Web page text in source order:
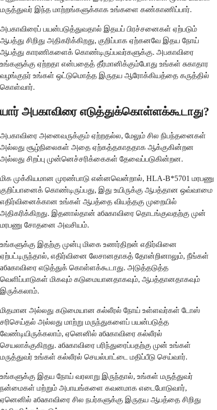
மருத்துவர் இந்த மாற்றங்களுக்காக உங்களை கண்காணிப்பார்.
அபகாவிரைப் பயன்படுத்துவதால் இதயப் பிரச்சனைகள் ஏற்படும்
ஆபத்து சிறிது அதிகரிக்கிறது, குறிப்பாக ஏற்கனவே இதய நோய்
ஆபத்து காரணிகளைக் கொண்டிருப்பவர்களுக்கு. அபகாவிரை
உங்களுக்கு ஏற்றதா என்பதைத் தீர்மானிக்கும்போது உங்கள் சுகாதார
வழங்குநர் உங்கள் ஒட்டுமொத்த இருதய ஆரோக்கியத்தை கருத்தில்
கொள்வார்.
யார் அபகாவிரை எடுத்துக்கொள்ளக்கூடாது?
அபகாவிரை அனைவருக்கும் ஏற்றதல்ல, மேலும் சில நிபந்தனைகள்
அல்லது சூழ்நிலைகள் அதை ஏற்கத்தகாததாக ஆக்குகின்றன
அல்லது சிறப்பு முன்னெச்சரிக்கைகள் தேவைப்படுகின்றன.
மிக முக்கியமான முரண்பாடு என்னவென்றால், HLA-B*5701 மரபணு
குறிப்பானைக் கொண்டிருப்பது, இது உயிருக்கு ஆபத்தான ஒவ்வாமை
எதிர்வினைக்கான உங்கள் ஆபத்தை வியத்தகு முறையில்
அதிகரிக்கிறது. இதனால்தான் абаகாவிரை தொடங்குவதற்கு முன்
மரபணு சோதனை அவசியம்.
உங்களுக்கு இதற்கு முன்பு மிகை உணர்திறன் எதிர்வினை
ஏற்பட்டிருந்தால், எதிர்வினை லேசானதாகத் தோன்றினாலும், நீங்கள்
абаகாவிரை எடுத்துக் கொள்ளக்கூடாது. அடுத்தடுத்த
வெளிப்பாடுகள் மிகவும் கடுமையானதாகவும், ஆபத்தானதாகவும்
இருக்கலாம்.
மிதமான அல்லது கடுமையான கல்லீரல் நோய் உள்ளவர்கள் டோஸ்
சரிசெய்தல் அல்லது மாற்று மருந்துகளைப் பயன்படுத்த
வேண்டியிருக்கலாம், ஏனெனில் абаகாவிரை கல்லீரல்
செயலாக்குகிறது. абаகாவிரை பரிந்துரைப்பதற்கு முன் உங்கள்
மருத்துவர் உங்கள் கல்லீரல் செயல்பாட்டை மதிப்பீடு செய்வார்.
உங்களுக்கு இதய நோய் வரலாறு இருந்தால், உங்கள் மருத்துவர்
நன்மைகள் மற்றும் அபாயங்களை கவனமாக எடைபோடுவார்,
ஏனெனில் абаகாவிரை சில நபர்களுக்கு இருதய ஆபத்தை சிறிது